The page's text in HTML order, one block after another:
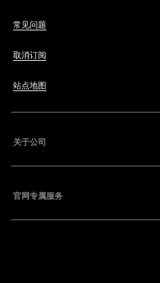
常见问题
取消订阅
站点地图
关于公司
官网专属服务